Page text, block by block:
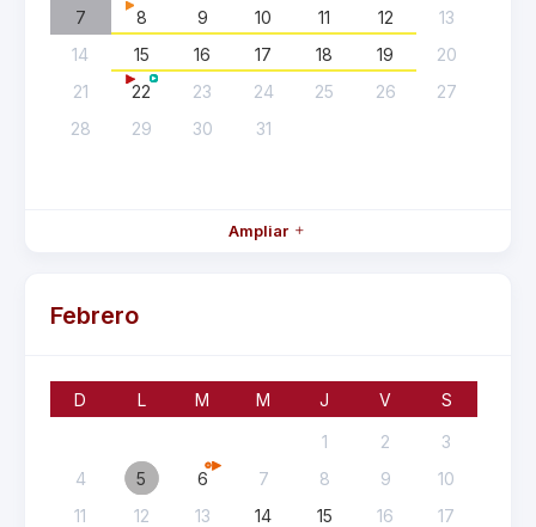
7
8 9 10 11 12
13
14
15 16 17 18 19
20
21
22 23 24 25 26
27
28
29 30 31
Ampliar
Febrero
D L M M J V S
1 2
3
4
5 6 7 8 9
10
11
12 13 14 15 16
17